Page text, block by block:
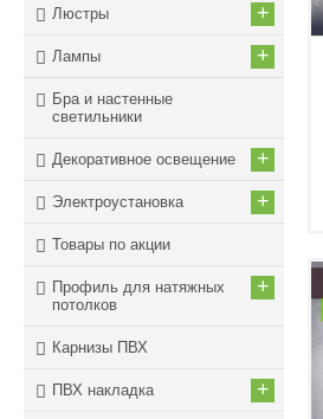
Люстры +
Лампы +
Бра и настенные
светильники
Декоративное освещение +
Электроустановка +
Товары по акции
Профиль для натяжных
потолков
+
Карнизы ПВХ
ПВХ накладка +